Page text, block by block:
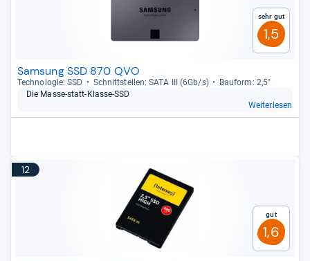
Sehr gut
1,5
Samsung SSD 870 QVO
Tech­no­lo­gie: SSD Schnitt­stel­len: SATA III (6Gb/s)
Bau­form: 2,5"
Die Masse-​statt-​Klasse-​SSD
Weiterlesen
12
Gut
1,6